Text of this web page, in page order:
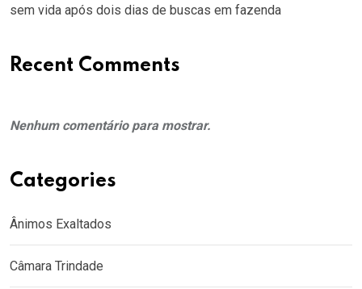
sem vida após dois dias de buscas em fazenda
Recent Comments
Nenhum comentário para mostrar.
Categories
Ânimos Exaltados
Câmara Trindade